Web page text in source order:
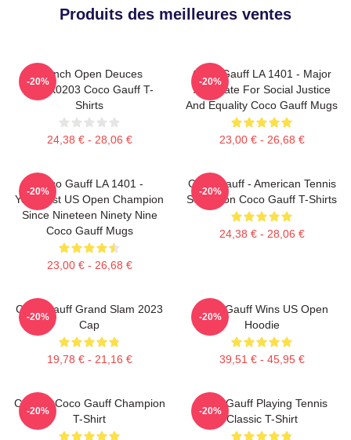
Produits des meilleures ventes
French Open Deuces
DTNK0203 Coco Gauff T-
Shirts
24,38 € - 28,06 €
-20%
Coco Gauff LA 1401 - Major
Advocate For Social Justice
And Equality Coco Gauff Mugs
23,00 € - 26,68 €
-20%
Coco Gauff LA 1401 -
Youngest US Open Champion
Since Nineteen Ninety Nine
Coco Gauff Mugs
23,00 € - 26,68 €
-20%
Coco Gauff - American Tennis
Sensation Coco Gauff T-Shirts
24,38 € - 28,06 €
-20%
Coco Gauff Grand Slam 2023
Cap
19,78 € - 21,16 €
-20%
Coco Gauff Wins US Open
Hoodie
39,51 € - 45,95 €
-20%
Call Me Coco Gauff Champion
T-Shirt
-20%
Coco Gauff Playing Tennis
Classic T-Shirt
-20%